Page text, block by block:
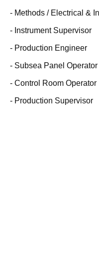
- Methods / Electrical &
- Instrument Supervisor
- Production Engineer
- Subsea Panel Operator
- Control Room Operator
- Production Supervisor